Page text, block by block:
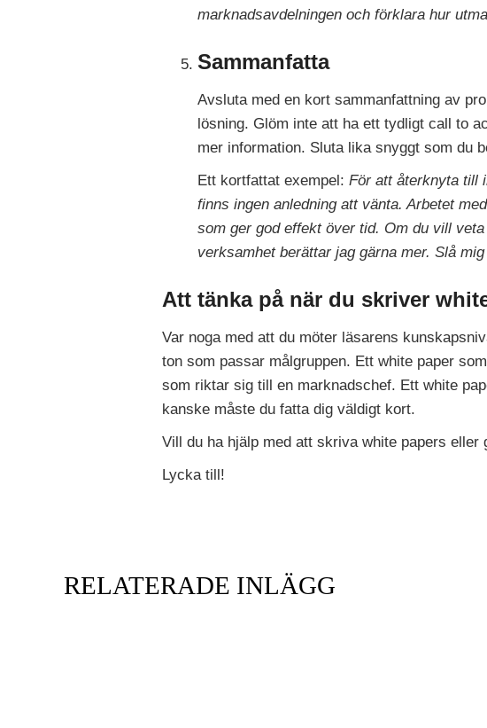
marknadsavdelningen och förklara hur
Sammanfatta
Avsluta med en kort sammanfattning av
lösning. Glöm inte att ha ett tydligt call to
mer information. Sluta lika snyggt som du
Ett kortfattat exempel:För att återknyta till
finns ingen anledning att vänta. Arbetet
som ger god effekt över tid. Om du vill
verksamhet berättar jag gärna mer. Slå
Att tänka på när du skriver
Var noga med att du möter läsarens
ton som passar målgruppen. Ett white paper
som riktar sig till en marknadschef. Ett white
kanske måste du fatta dig väldigt kort.
Vill du ha hjälp med att skriva white papers eller
Lycka till!
RELATERADE INLÄGG